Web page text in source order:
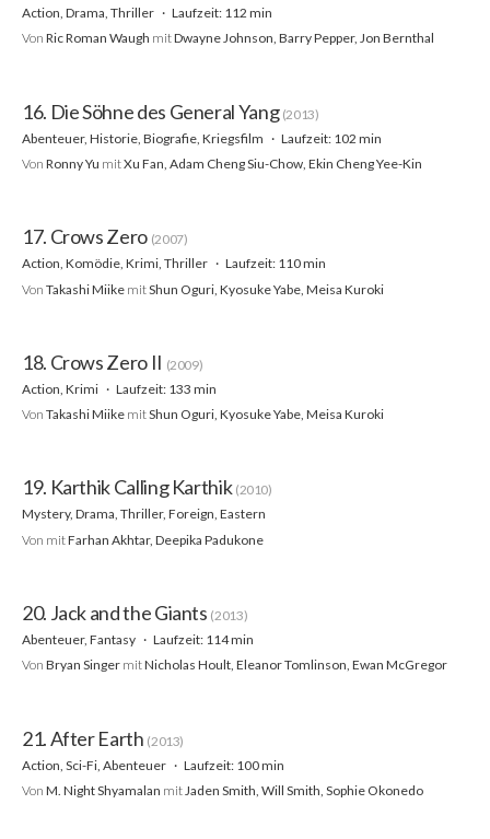
Action, Drama, Thriller
Laufzeit: 112 min
Von Ric Roman Waugh mitDwayne Johnson, Barry Pepper, Jon Bernthal
16. Die Söhne des General Yang (2013)
Abenteuer, Historie, Biografie, Kriegsfilm
Laufzeit: 102 min
Von Ronny Yu mitXu Fan, Adam Cheng Siu-Chow, Ekin Cheng Yee-Kin
17. Crows Zero (2007)
Action, Komödie, Krimi, Thriller
Laufzeit: 110 min
Von Takashi Miike mitShun Oguri, Kyosuke Yabe, Meisa Kuroki
18. Crows Zero II (2009)
Action, Krimi
Laufzeit: 133 min
Von Takashi Miike mitShun Oguri, Kyosuke Yabe, Meisa Kuroki
19. Karthik Calling Karthik (2010)
Mystery, Drama, Thriller, Foreign, Eastern
Von mitFarhan Akhtar, Deepika Padukone
20. Jack and the Giants (2013)
Abenteuer, Fantasy
Laufzeit: 114 min
Von Bryan Singer mitNicholas Hoult, Eleanor Tomlinson, Ewan McGregor
21. After Earth (2013)
Action, Sci-Fi, Abenteuer
Laufzeit: 100 min
Von M. Night Shyamalan mit Jaden Smith, Will Smith, Sophie Okonedo